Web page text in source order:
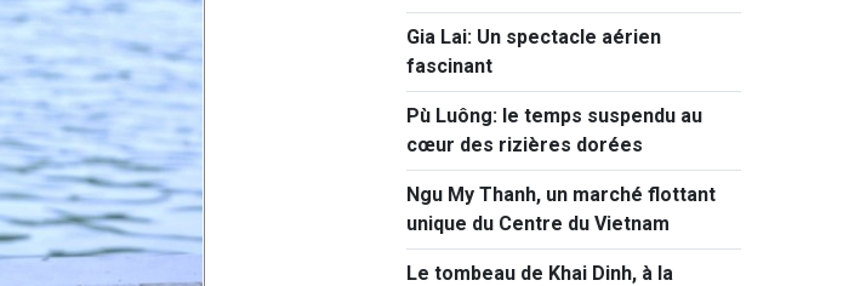
célébrer 50 ans d’histoire
Gia Lai: Un spectacle aérien
fascinant
Pù Luông: le temps suspendu au
cœur des rizières dorées
Ngu My Thanh, un marché flottant
unique du Centre du Vietnam
Le tombeau de Khai Dinh, à la